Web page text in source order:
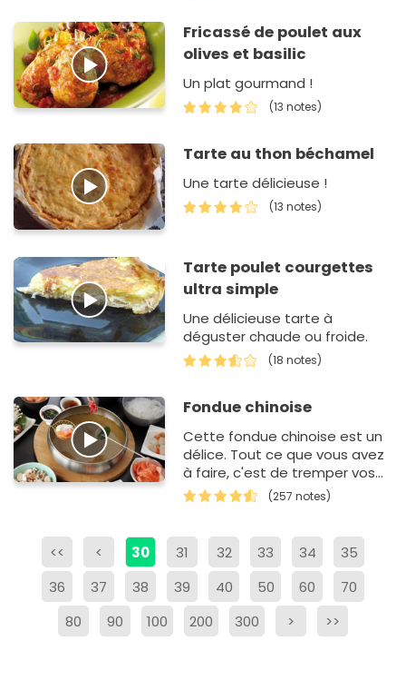
Fricassé de poulet aux
olives et basilic
Un plat gourmand !
(13 notes)
Tarte au thon béchamel
Une tarte délicieuse !
(13 notes)
Tarte poulet courgettes
ultra simple
Une délicieuse tarte à
déguster chaude ou froide.
(18 notes)
Fondue chinoise
Cette fondue chinoise est un
délice. Tout ce que vous avez
à faire, c'est de tremper vos
morceaux de viande dans un
délicieux bouillon de poule…
(257 notes)
<< < 30 31 32 33 34
35
36
37 38 39 40 50 60
70
80
90 100 200 300 > >>